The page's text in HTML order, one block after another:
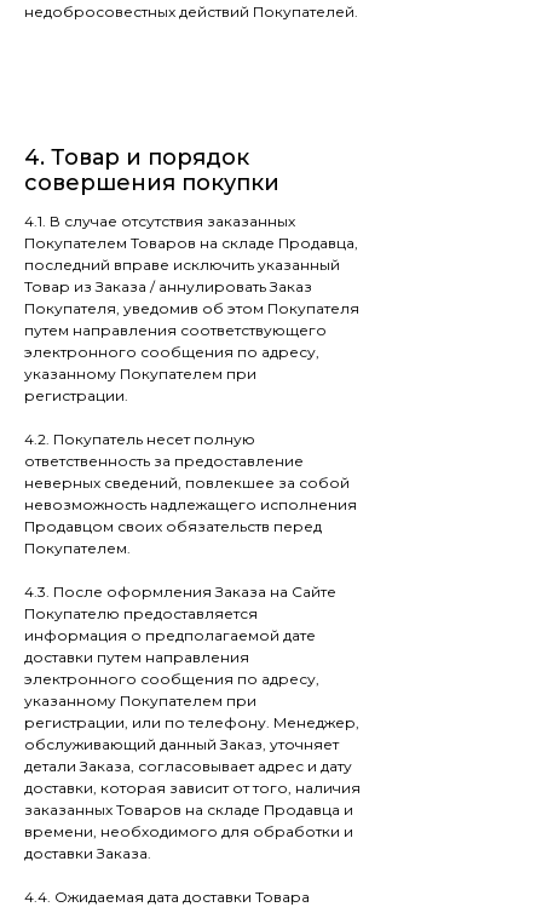
недобросовестных действий Покупателей.
4. Товар и порядок
совершения покупки
4.1. В случае отсутствия заказанных
Покупателем Товаров на складе Продавца,
последний вправе исключить указанный
Товар из Заказа / аннулировать Заказ
Покупателя, уведомив об этом Покупателя
путем направления соответствующего
электронного сообщения по адресу,
указанному Покупателем при
регистрации.
4.2. Покупатель несет полную
ответственность за предоставление
неверных сведений, повлекшее за собой
невозможность надлежащего исполнения
Продавцом своих обязательств перед
Покупателем.
4.3. После оформления Заказа на Сайте
Покупателю предоставляется
информация о предполагаемой дате
доставки путем направления
электронного сообщения по адресу,
указанному Покупателем при
регистрации, или по телефону. Менеджер,
обслуживающий данный Заказ, уточняет
детали Заказа, согласовывает адрес и дату
доставки, которая зависит от того, наличия
заказанных Товаров на складе Продавца и
времени, необходимого для обработки и
доставки Заказа.
4.4. Ожидаемая дата доставки Товара